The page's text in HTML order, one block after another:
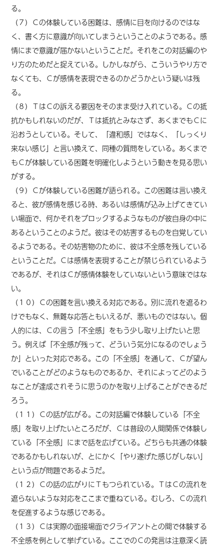
る。
（７）Ｃの体験している困難は、感情に目を向けるのではな
く、書く方に意識が向いてしまうということのようである。感
情にまで意識が届かないということだ。それをこの対話編のや
り方のためだと捉えている。しかしながら、こういうやり方で
なくても、Ｃが感情を表現できるのかどうかという疑いは残
る。
（８）ＴはＣの訴える要因をそのまま受け入れている。Ｃの抵
抗かもしれないのだが、Ｔは抵抗とみなさず、あくまでもＣに
沿おうとしている。そして、「違和感」ではなく、「しっくり
来ない感じ」と言い換えて、同種の質問をしている。あくまで
もＣが体験している困難を明確化しようという動きを見る思い
がする。
（９）Ｃが体験している困難が語られる。この困難は言い換え
ると、彼が感情を感じる時、あるいは感情が込み上げてきてい
い場面で、何かそれをブロックするようなものが彼自身の中に
あるということのようだ。彼はその妨害するものを自覚してい
るようである。その妨害物のために、彼は不全感を残している
ということだ。Ｃは感情を表現することが禁じられているよう
であるが、それはＣが感情体験をしていないという意味ではな
い。
（１０）Ｃの困難を言い換える対応である。別に流れを遮るわ
けでもなく、無難な応答ともいえるが、悪いものではない。個
人的には、Ｃの言う「不全感」をもう少し取り上げたいと思
う。例えば「不全感が残って、どういう気分になるのでしょう
か」といった対応である。この「不全感」を通して、Ｃが望ん
でいることがどのようなものであるか、それによってどのよう
なことが達成されそうに思うのかを取り上げることができるだ
ろう。
（１１）Ｃの話が広がる。この対話編で体験している「不全
感」を取り上げたいところだが、Ｃは普段の人間関係で体験し
ている「不全感」にまで話を広げている。どちらも共通の体験
であるかもしれないが、とにかく「やり遂げた感じがしない」
という点が問題であるようだ。
（１２）Ｃの話の広がりにＴもつられている。ＴはＣの流れを
遮らないような対応をここまで重ねている。むしろ、Ｃの流れ
を促進するような感じである。
（１３）Ｃは実際の面接場面でクライアントとの間で体験する
不全感を例として挙げている。ここでのＣの発言は注意深く読